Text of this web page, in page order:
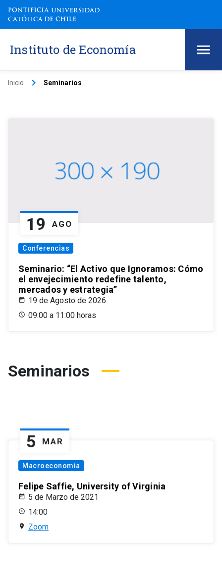
Instituto de Economía
Inicio keyboard_arrow_right Seminarios
19 AGO
Conferencias
Seminario: “El Activo que Ignoramos: Cómo
el envejecimiento redefine talento,
mercados y estrategia”
19 de Agosto de 2026
09:00 a 11:00 horas
Seminarios
5 MAR
Macroeconomía
Felipe Saffie, University of Virginia
5 de Marzo de 2021
14:00
Zoom